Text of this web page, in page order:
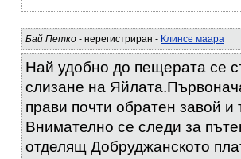
Бай Петко - нерегистриран - Клинсе маара
Най удобно до пещерата се
слизане на
прави почти обратен завой и
Внимателно се следи за
отделящ Добруджанското